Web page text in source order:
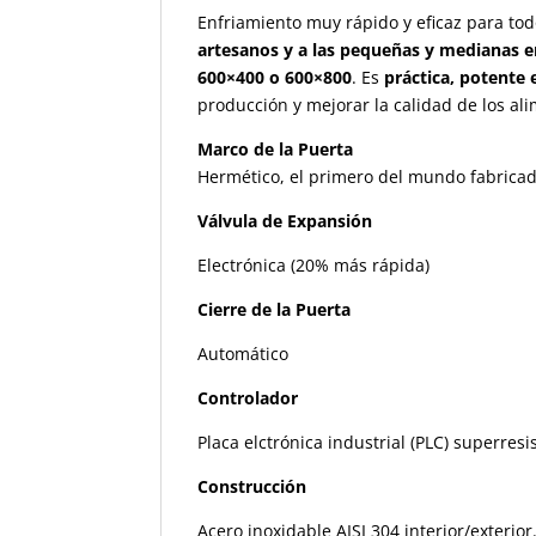
Enfriamiento muy rápido y eficaz para
artesanos y a las pequeñas y medianas
600×400 o 600×800. Es práctica, potente
producción y mejorar la calidad de los
Marco de la Puerta
Hermético, el primero del mundo
Válvula de Expansión
Electrónica (20% más rápida)
Cierre de la Puerta
Automático
Controlador
Placa elctrónica industrial (PLC)
Construcción
Acero inoxidable AISI 304 interior/